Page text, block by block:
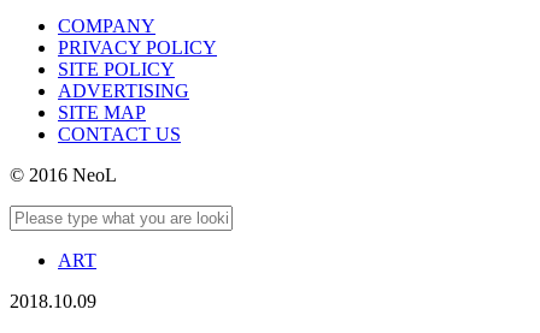
COMPANY
PRIVACY POLICY
SITE POLICY
ADVERTISING
SITE MAP
CONTACT US
© 2016 NeoL
ART
2018.10.09